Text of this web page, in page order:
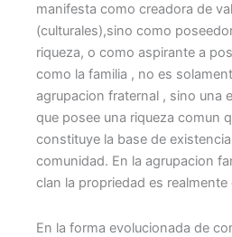
manifesta como creadora de
(culturales),sino como
riqueza, o como aspirante a
como la familia , no es
agrupacion fraternal , sino una
que posee una riqueza comun
constituye la base de
comunidad. En la agrupacion
clan la propriedad es realmente
En la forma evolucionada de